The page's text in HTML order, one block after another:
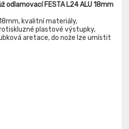
odlamovací FESTA L24 ALU 18mm
kvalitní materiály,
plastové výstupky,
aretace, do nože lze umístit